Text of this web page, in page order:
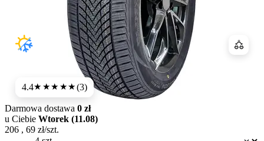
4.4★★★★★(3)
Dostępność:
Darmowa dostawa 0 zł
u Ciebie Wtorek (11.08)
206 , 69 zł/szt.